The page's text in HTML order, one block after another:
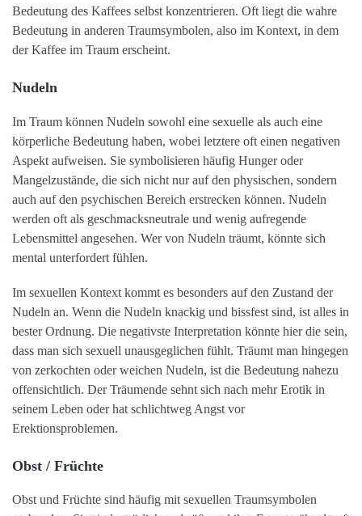
Bedeutung des Kaffees selbst konzentrieren. Oft liegt die wahre
Bedeutung in anderen Traumsymbolen, also im Kontext, in dem
der Kaffee im Traum erscheint.
Nudeln
Im Traum können Nudeln sowohl eine sexuelle als auch eine
körperliche Bedeutung haben, wobei letztere oft einen negativen
Aspekt aufweisen. Sie symbolisieren häufig Hunger oder
Mangelzustände, die sich nicht nur auf den physischen, sondern
auch auf den psychischen Bereich erstrecken können. Nudeln
werden oft als geschmacksneutrale und wenig aufregende
Lebensmittel angesehen. Wer von Nudeln träumt, könnte sich
mental unterfordert fühlen.
Im sexuellen Kontext kommt es besonders auf den Zustand der
Nudeln an. Wenn die Nudeln knackig und bissfest sind, ist alles in
bester Ordnung. Die negativste Interpretation könnte hier die sein,
dass man sich sexuell unausgeglichen fühlt. Träumt man hingegen
von zerkochten oder weichen Nudeln, ist die Bedeutung nahezu
offensichtlich. Der Träumende sehnt sich nach mehr Erotik in
seinem Leben oder hat schlichtweg Angst vor
Erektionsproblemen.
Obst / Früchte
Obst und Früchte sind häufig mit sexuellen Traumsymbolen